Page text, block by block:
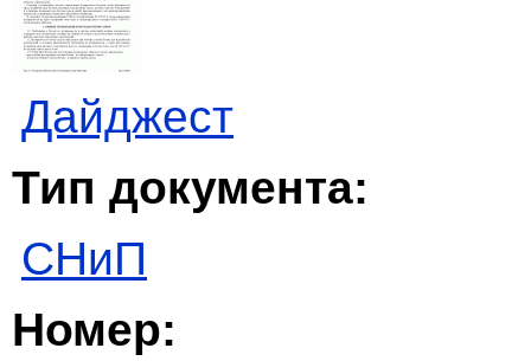
Дайджест
Тип документа:
СНиП
Номер: